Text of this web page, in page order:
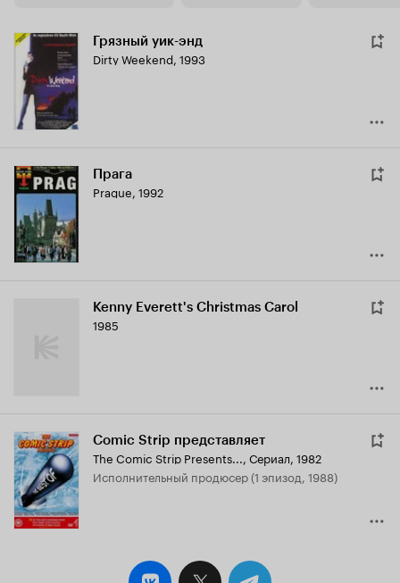
Грязный уик-энд
Dirty Weekend, 1993
Прага
Prague, 1992
Kenny Everett's Christmas Carol
1985
Comic Strip представляет
The Comic Strip Presents..., Сериал, 1982
исполнительный продюсер (1 эпизод, 1988)